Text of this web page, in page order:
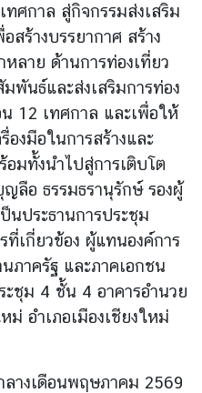
ทศกาล สู่กิจกรรมส่งเสริม
สร้างบรรยากาศ สร้าง
ลาย ด้านการท่องเที่ยว
พันธ์และส่งเสริมการท่อง
12 เทศกาล และเพื่อให้
องมือในการสร้างและ
อมทั้งนำไปสู่การเติบโต
ลือ ธรรมธรานุรักษ์ รองผู้
นประธานการประชุม
เกี่ยวข้อง ผู้แทนองค์การ
ภาครัฐ และภาคเอกชน
ะชุม 4 ชั้น 4 อาคารอำนวย
ม่ อำเภอเมืองเชียงใหม่
างเดือนพฤษภาคม 2569